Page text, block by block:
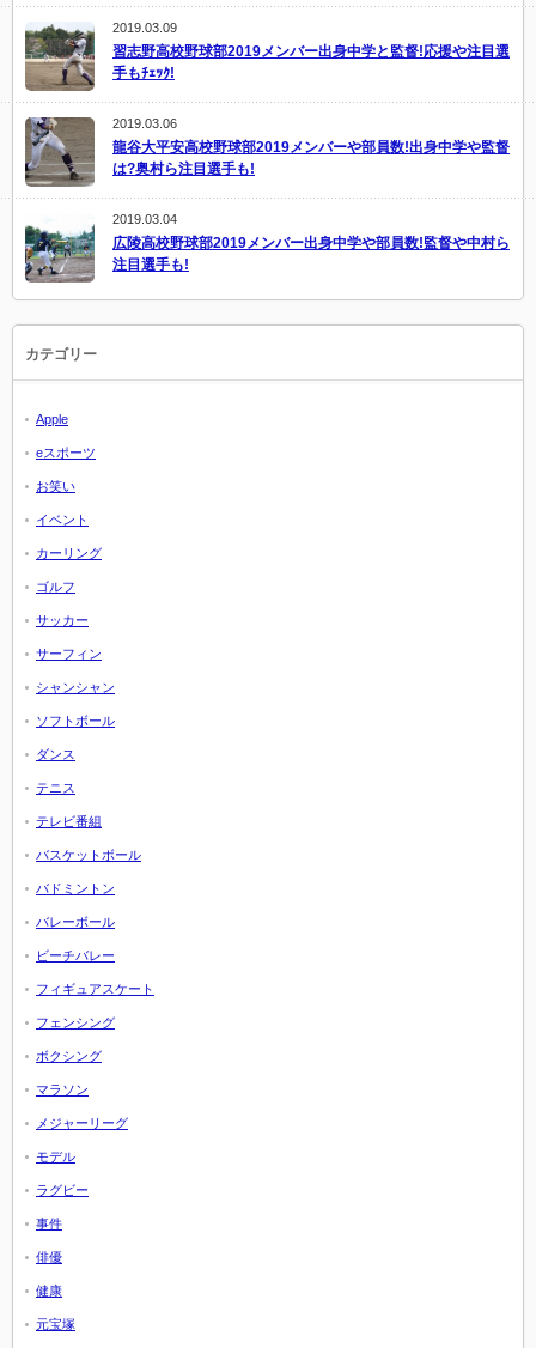
2019.03.09
習志野高校野球部2019メンバー出身中学と監督!応援や注目選
手もﾁｪｯｸ!
2019.03.06
龍谷大平安高校野球部2019メンバーや部員数!出身中学や監督
は?奥村ら注目選手も!
2019.03.04
広陵高校野球部2019メンバー出身中学や部員数!監督や中村ら
注目選手も!
カテゴリー
Apple
eスポーツ
お笑い
イベント
カーリング
ゴルフ
サッカー
サーフィン
シャンシャン
ソフトボール
ダンス
テニス
テレビ番組
バスケットボール
バドミントン
バレーボール
ビーチバレー
フィギュアスケート
フェンシング
ボクシング
マラソン
メジャーリーグ
モデル
ラグビー
事件
俳優
健康
元宝塚